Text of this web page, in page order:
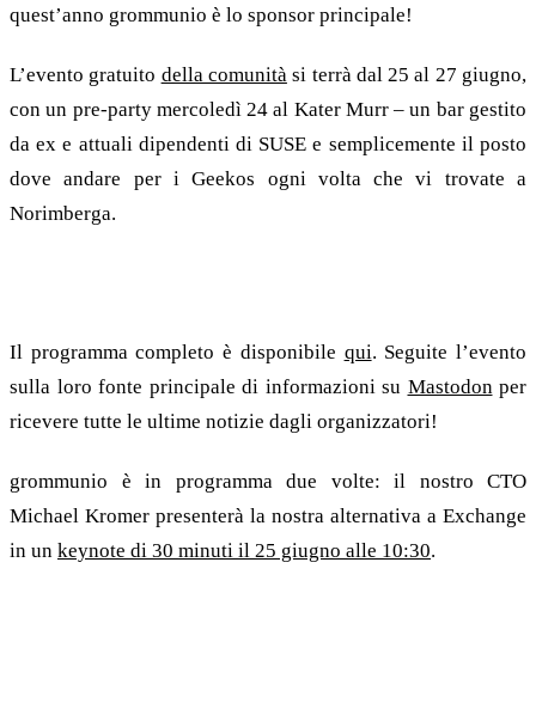
quest’anno grommunio è lo sponsor principale!
L’evento gratuito della comunitàsi terrà dal 25 al 27 giugno,
con un pre-party mercoledì 24 al Kater Murr – un bar gestito
da ex e attuali dipendenti di SUSE e semplicemente il posto
dove andare per i Geekos ogni volta che vi trovate a
Norimberga.
Il programma completo è disponibile qui. Seguite l’evento
sulla loro fonte principale di informazioni su Mastodon per
ricevere tutte le ultime notizie dagli organizzatori!
grommunio è in programma due volte: il nostro CTO
Michael Kromer presenterà la nostra alternativa a Exchange
in un keynote di 30 minuti il 25 giugno alle 10:30.